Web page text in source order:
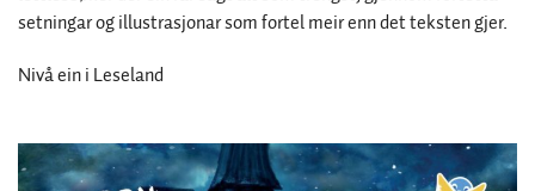
setningar og illustrasjonar som fortel meir enn det teksten gjer.
Nivå ein i Leseland